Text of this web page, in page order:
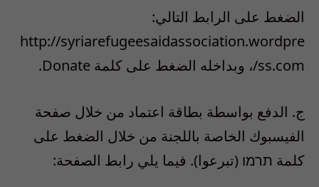
الضغط على الرابط التالي:
http://syriarefugeesaidassociation.wordpre
ss.com/، وبداخله الضغط على كلمة Donate.
ج‌. الدفع بواسطة بطاقة اعتماد من خلال صفحة
الفيسبوك الخاصة باللجنة من خلال الضغط على
كلمة תרמו (تبرعوا). فيما يلي رابط الصفحة: